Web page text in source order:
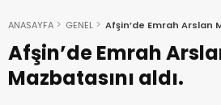
ANASAYFA GENEL Afşin’de Emrah Arslan
Afşin’de Emrah
Mazbatasını aldı.